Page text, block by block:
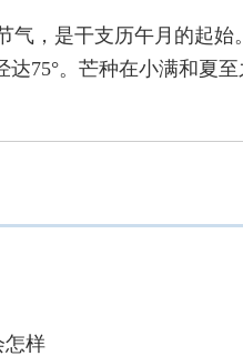
气，是干支历午月的起始
75°。芒种在小满和夏
怎样